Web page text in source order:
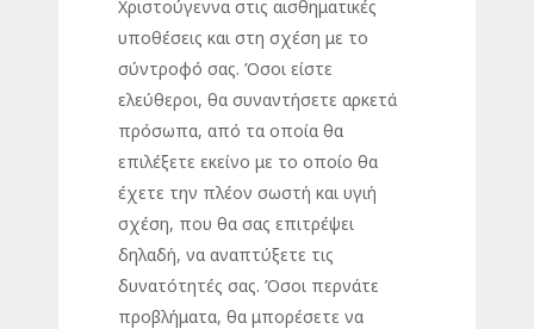
Χριστούγεννα στις αισθηματικές
υποθέσεις και στη σχέση με το
σύντροφό σας. Όσοι είστε
ελεύθεροι, θα συναντήσετε αρκετά
πρόσωπα, από τα οποία θα
επιλέξετε εκείνο με το οποίο θα
έχετε την πλέον σωστή και υγιή
σχέση, που θα σας επιτρέψει
δηλαδή, να αναπτύξετε τις
δυνατότητές σας. Όσοι περνάτε
προβλήματα, θα μπορέσετε να